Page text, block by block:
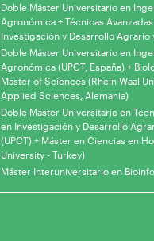
Doble Máster Universitario en
Agronómica + Técnicas
Investigación y Desarrollo Agrario
Doble Máster Universitario en
Agronómica (UPCT, España) +
Master of Sciences (Rhein-Waal
Applied Sciences, Alemania)
Doble Máster Universitario en
en Investigación y Desarrollo
(UPCT) + Máster en Ciencias en
University - Turkey)
Máster Interuniversitario en